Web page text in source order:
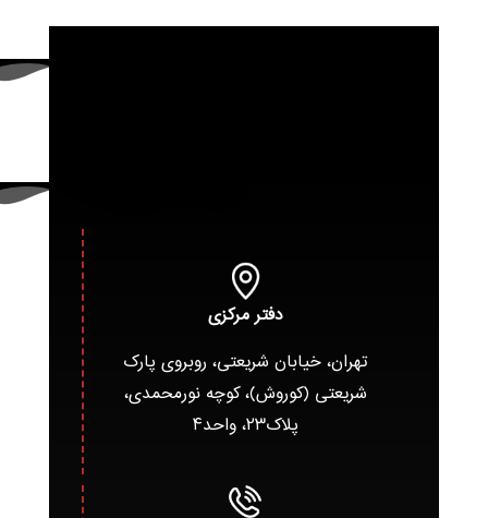
دفتر مرکزی
تهران، خیابان شریعتی، روبروی پارک
شریعتی (کوروش)، کوچه نورمحمدی،
پلاک۲۳، واحد۴